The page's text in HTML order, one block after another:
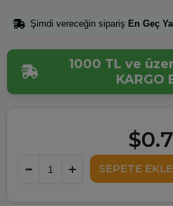
Şimdi vereceğin sipariş En Geç
1000 TL ve
KARGO